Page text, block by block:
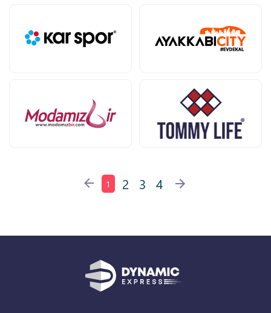
1 2 3 4